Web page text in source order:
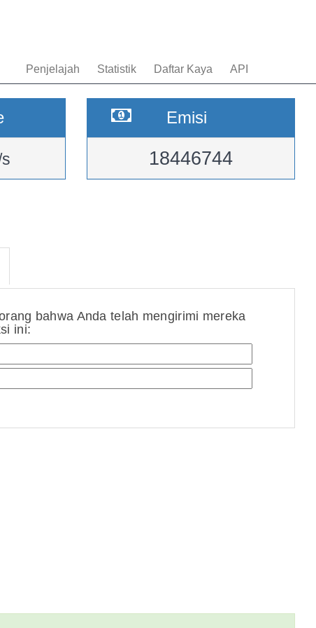
Penjelajah Statistik Daftar Kaya API
Emisi
18446744
bahwa Anda telah mengirimi mereka
ini: